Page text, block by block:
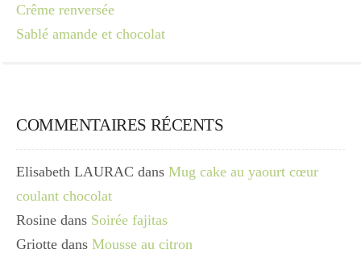
Crême renversée
Sablé amande et chocolat
COMMENTAIRES RÉCENTS
Elisabeth LAURAC dans Mug cake au yaourt cœur
coulant chocolat
Rosine dans Soirée fajitas
Griotte dans Mousse au citron